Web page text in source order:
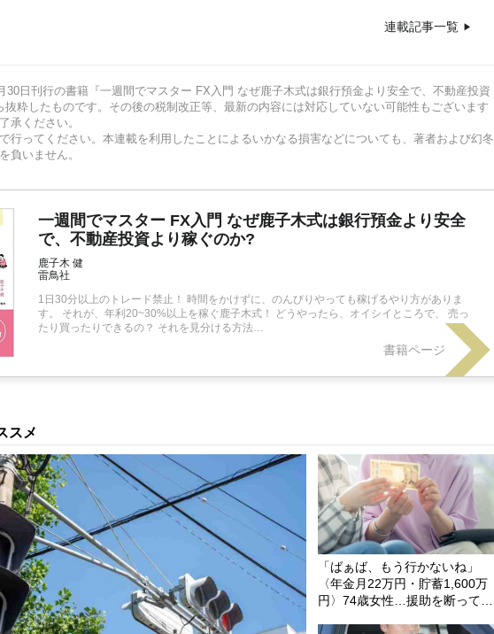
連載記事一覧
30日刊行の書籍『一週間でマスター FX入門 なぜ鹿子木式は銀行預金より安全で、不動産投資
抜粋したものです。その後の税制改正等、最新の内容には対応していない可能性もございます
承ください。
行ってください。本連載を利用したことによるいかなる損害などについても、著者および幻冬
負いません。
一週間でマスター FX入門 なぜ鹿子木式は銀行預金より安全
で、不動産投資より稼ぐのか?
鹿子木 健
雷鳥社
1日30分以上のトレード禁止！ 時間をかけずに、のんびりやっても稼げるやり方がありま
す。 それが、年利20~30%以上を稼ぐ鹿子木式！ どうやったら、オイシイところで、 売っ
たり買ったりできるの？ それを見分ける方法…
書籍ページ
スメ
「ばぁば、もう行かないね」
〈年金月22万円・貯蓄1,600万
円〉74歳女性…援助を断って初